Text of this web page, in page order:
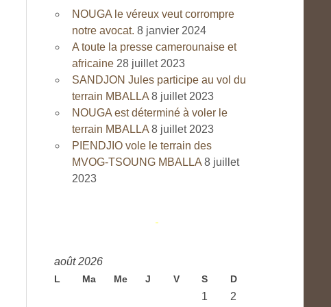
NOUGA le véreux veut corrompre
notre avocat. 8 janvier 2024
A toute la presse camerounaise et
africaine 28 juillet 2023
SANDJON Jules participe au vol du
terrain MBALLA 8 juillet 2023
NOUGA est déterminé à voler le
terrain MBALLA 8 juillet 2023
PIENDJIO vole le terrain des
MVOG-TSOUNG MBALLA 8 juillet
2023
août 2026
L Ma Me J V S D
1
2